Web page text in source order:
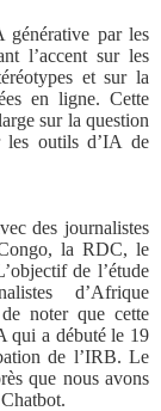
générative par les
l’accent sur les
et sur la
en ligne. Cette
sur la question
les outils d’IA de
des journalistes
la RDC, le
de l’étude
d’Afrique
noter que cette
qui a débuté le 19
de l’IRB. Le
que nous avons